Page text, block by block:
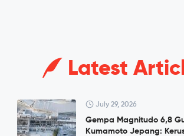
Latest
July 29, 2026
Gempa Magnitudo 6,8
Kumamoto Jepang: